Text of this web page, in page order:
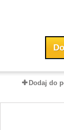
Dodaj do